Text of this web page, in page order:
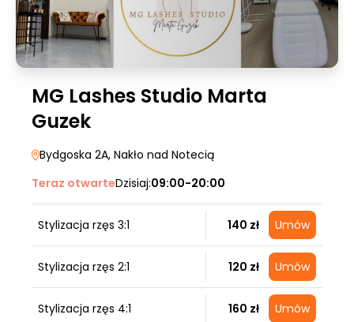
MG Lashes Studio Marta
Guzek
Bydgoska 2A, Nakło nad Notecią
Teraz otwarteDzisiaj:09:00-20:00
Stylizacja rzęs 3:1 140 zł Umów
Stylizacja rzęs 2:1 120 zł Umów
Stylizacja rzęs 4:1 160 zł Umów